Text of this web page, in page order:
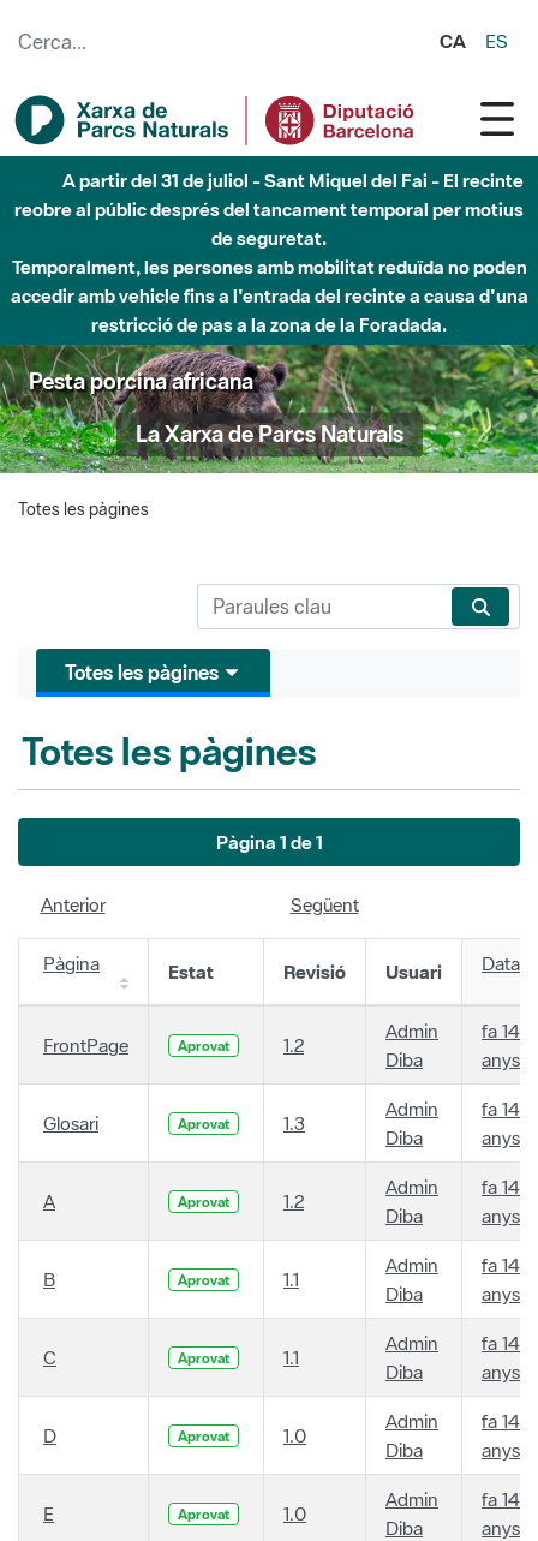
CA ES
A partir del 31 de juliol - Sant Miquel del Fai - El recinte
reobre al públic després del tancament temporal per motius
de seguretat.
Temporalment, les persones amb mobilitat reduïda no poden
accedir amb vehicle fins a l'entrada del recinte a causa d'una
restricció de pas a la zona de la Foradada.
Pesta porcina africana
La Xarxa de Parcs Naturals
Totes les pàgines
Totes les pàgines
Totes les pàgines
Pàgina 1 de 1
Anterior Següent
Pàgina Estat Revisió Usuari Data
FrontPage Aprovat 1.2
Admin
Diba
fa 14
anys
Glosari Aprovat 1.3
Admin
Diba
fa 14
anys
A Aprovat 1.2
Admin
Diba
fa 14
anys
B Aprovat 1.1
Admin
Diba
fa 14
anys
C Aprovat 1.1
Admin
Diba
fa 14
anys
D Aprovat 1.0
Admin
Diba
fa 14
anys
E Aprovat 1.0
Admin
Diba
fa 14
anys